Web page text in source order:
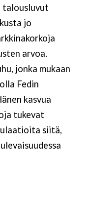
talousluvut
jo
arvoa.
jonka mukaan
Fedin
kasvua
tukevat
siitä,